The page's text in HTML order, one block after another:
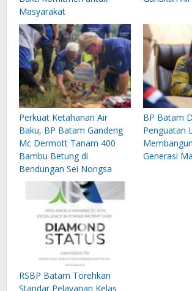
Masyarakat
Perkuat Ketahanan Air
Baku, BP Batam Gandeng
Mc Dermott Tanam 400
Bambu Betung di
Bendungan Sei Nongsa
BP Batam
Penguatan
Generasi
RSBP Batam Torehkan
Standar Pelayanan Kelas